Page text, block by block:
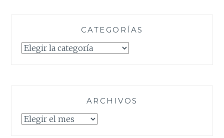
CATEGORÍAS
Categorías
ARCHIVOS
Archivos